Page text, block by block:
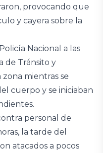
provocando que
y cayera sobre la
Nacional a las
de Tránsito y
mientras se
cuerpo y se iniciaban
personal de
la tarde del
atacados a pocos